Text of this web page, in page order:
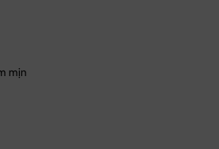
mịn